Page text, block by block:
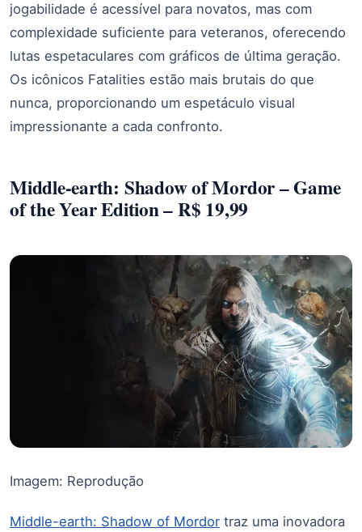
jogabilidade é acessível para novatos, mas com
complexidade suficiente para veteranos, oferecendo
lutas espetaculares com gráficos de última geração.
Os icônicos Fatalities estão mais brutais do que
nunca, proporcionando um espetáculo visual
impressionante a cada confronto.
Middle-earth: Shadow of Mordor – Game
of the Year Edition – R$ 19,99
Imagem: Reprodução
Middle-earth: Shadow of Mordor traz uma inovadora